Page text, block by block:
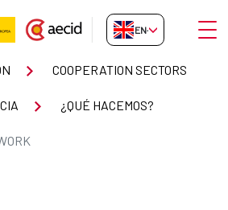
EN-GB
COOPERATION SECTORS
¿QUÉ HACEMOS?